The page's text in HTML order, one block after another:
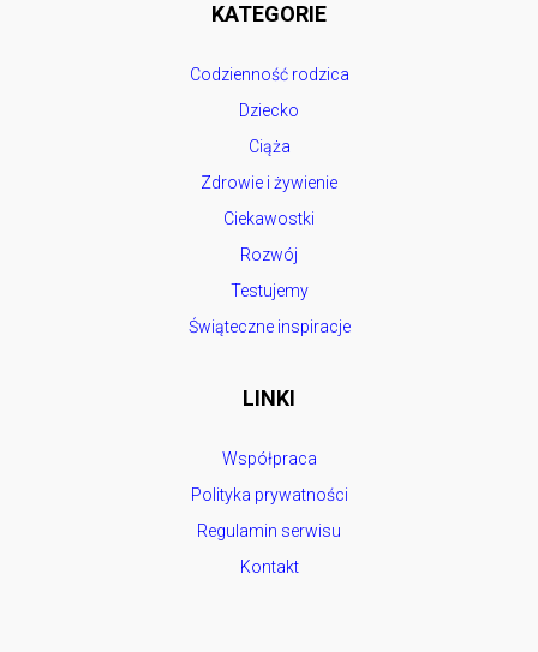
KATEGORIE
Codzienność rodzica
Dziecko
Ciąża
Zdrowie i żywienie
Ciekawostki
Rozwój
Testujemy
Świąteczne inspiracje
LINKI
Współpraca
Polityka prywatności
Regulamin serwisu
Kontakt